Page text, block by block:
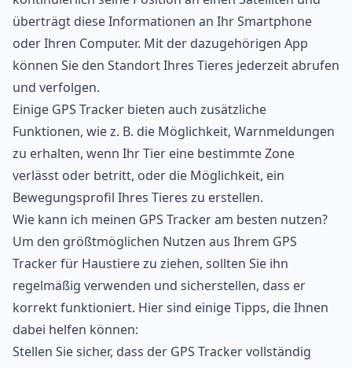
überträgt diese Informationen an Ihr Smartphone
oder Ihren Computer. Mit der dazugehörigen App
können Sie den Standort Ihres Tieres jederzeit abrufen
und verfolgen.
Einige GPS Tracker bieten auch zusätzliche
Funktionen, wie z. B. die Möglichkeit, Warnmeldungen
zu erhalten, wenn Ihr Tier eine bestimmte Zone
verlässt oder betritt, oder die Möglichkeit, ein
Bewegungsprofil Ihres Tieres zu erstellen.
Wie kann ich meinen GPS Tracker am besten nutzen?
Um den größtmöglichen Nutzen aus Ihrem GPS
Tracker für Haustiere zu ziehen, sollten Sie ihn
regelmäßig verwenden und sicherstellen, dass er
korrekt funktioniert. Hier sind einige Tipps, die Ihnen
dabei helfen können:
Stellen Sie sicher, dass der GPS Tracker vollständig